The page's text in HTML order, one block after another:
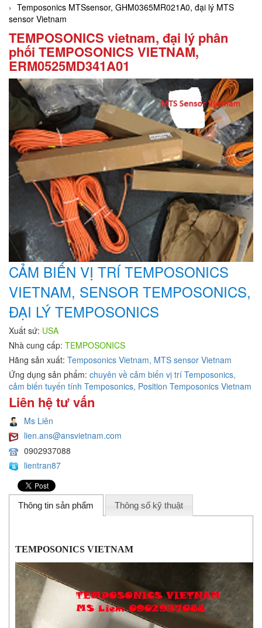
Temposonics MTSsensor, GHM0365MR021A0, đại lý MTS
sensor Vietnam
TEMPOSONICS vietnam, đại lý phân
phối TEMPOSONICS VIETNAM,
ERM0525MD341A01
CẢM BIẾN VỊ TRÍ TEMPOSONICS
VIETNAM, SENSOR TEMPOSONICS,
ĐẠI LÝ TEMPOSONICS
Xuất sứ: USA
Nhà cung cấp: TEMPOSONICS
Hãng sản xuất: Temposonics Vietnam, MTS sensor Vietnam
Ứng dụng sản phẩm: chuyên về cảm biến vị trí Temposonics,
cảm biến tuyến tính Temposonics, Position Temposonics Vietnam
Liên hệ tư vấn
Ms Liên
lien.ans@ansvietnam.com
0902937088
lientran87
Thông tin sản phẩm Thông số kỹ thuật
TEMPOSONICS VIETNAM